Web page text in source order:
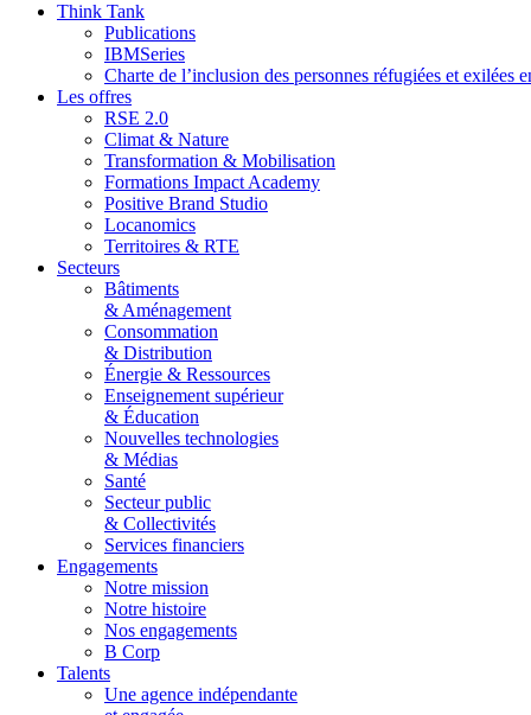
Think Tank
Publications
IBMSeries
Charte de l’inclusion des personnes réfugiées et exilées
Les offres
RSE 2.0
Climat & Nature
Transformation & Mobilisation
Formations Impact Academy
Positive Brand Studio
Locanomics
Territoires & RTE
Secteurs
Bâtiments
& Aménagement
Consommation
& Distribution
Énergie & Ressources
Enseignement supérieur
& Éducation
Nouvelles technologies
& Médias
Santé
Secteur public
& Collectivités
Services financiers
Engagements
Notre mission
Notre histoire
Nos engagements
B Corp
Talents
Une agence indépendante